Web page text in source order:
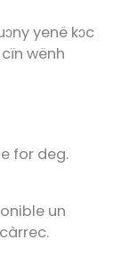
yenë kɔc
wënh
for deg.
un